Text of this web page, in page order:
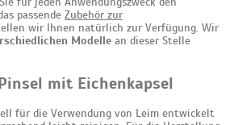
passende Zubehör zur
wir Ihnen natürlich zur Verfügung. Wir
Modelle an dieser Stelle
mit Eichenkapsel
für die Verwendung von Leim entwickelt